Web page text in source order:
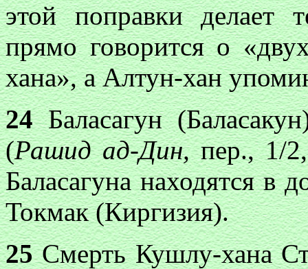
этой поправки делает
прямо говорится о
хана», а Алтун-хан
24Баласагун
(Рашид ад-Дин,пер., 1/2,
Баласагуна находятся в
Токмак (Киргизия).
25Смерть Кушлу-хана